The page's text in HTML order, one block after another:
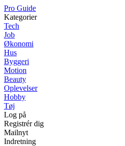
Pro Guide
Kategorier
Tech
Job
Økonomi
Hus
Byggeri
Motion
Beauty
Oplevelser
Hobby
Tøj
Log på
Registrér dig
Mailnyt
Indretning